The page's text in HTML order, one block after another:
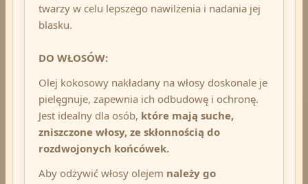
twarzy w celu lepszego nawilżenia i nadania jej
blasku.
DO WŁOSÓW:
Olej kokosowy nakładany na włosy doskonale je
pielęgnuje, zapewnia ich odbudowę i ochronę.
Jest idealny dla osób, które mają suche,
zniszczone włosy, ze skłonnością do
rozdwojonych końcówek.
Aby odżywić włosy olejem należy go